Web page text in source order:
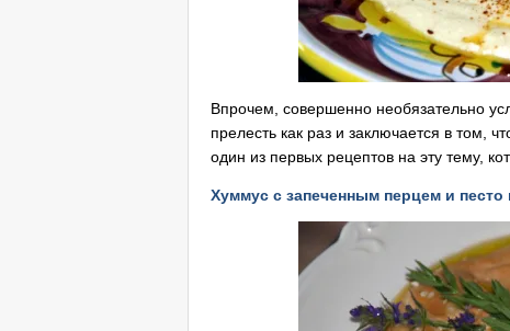
Впрочем, совершенно необязательно
прелесть как раз и заключается в том,
один из первых рецептов на эту тему,
Хуммус с запеченным перцем и